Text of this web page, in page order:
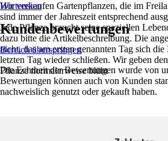
Wir verkaufen Gartenpflanzen, die im
sind immer der Jahreszeit entsprechend
Jede Pflanze braucht seine speziellen
dazu bitte die Artikelbeschreibung. Die
nicht, das am ersten genannten Tag sich
letzten Tag wieder schließen. Wir geben
Pflanze normalerweise blüht
Hortensien
Kundenbewertungen
Bereich überspringen
Die Echtheit der Bewertungen wurde von
Bewertungen können auch von Kunden
nachweislich genutzt oder gekauft haben.